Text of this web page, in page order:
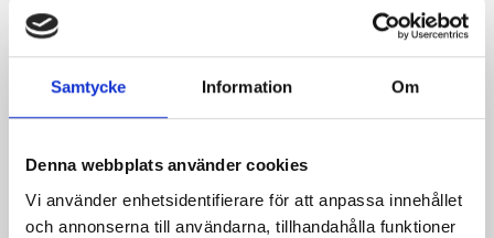
Samtycke Information Om
Denna webbplats använder cookies
Vi använder enhetsidentifierare för att anpassa innehållet
och annonserna till användarna, tillhandahålla funktioner